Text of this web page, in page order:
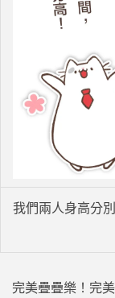
我們兩人身高分
完美疊疊樂！完